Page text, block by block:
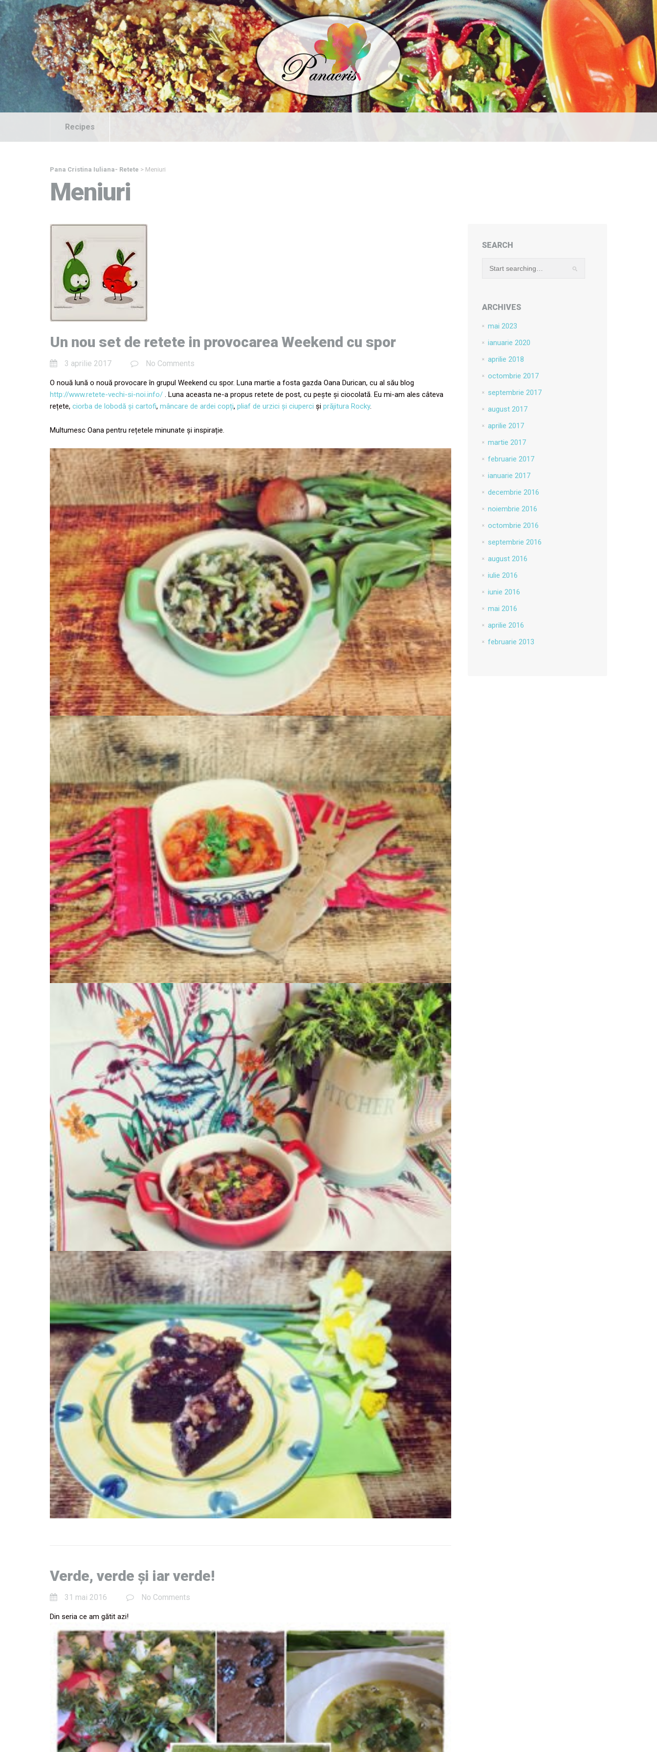
Recipes
Pana Cristina Iuliana- Retete > Meniuri
Meniuri
Un nou set de retete in provocarea Weekend cu spor
3 aprilie 2017 No Comments
O nouă lună o nouă provocare în grupul Weekend cu spor. Luna martie a fosta gazda Oana Durican, cu al său blog
http://www.retete-vechi-si-noi.info/ . Luna aceasta ne-a propus retete de post, cu pește și ciocolată. Eu mi-am ales câteva
rețete, ciorba de lobodă și cartofi, mâncare de ardei copți, pliaf de urzici și ciuperci și prăjitura Rocky.
Multumesc Oana pentru rețetele minunate și inspirație.
Verde, verde și iar verde!
31 mai 2016 No Comments
Din seria ce am gătit azi!
SEARCH
ARCHIVES
mai 2023
ianuarie 2020
aprilie 2018
octombrie 2017
septembrie 2017
august 2017
aprilie 2017
martie 2017
februarie 2017
ianuarie 2017
decembrie 2016
noiembrie 2016
octombrie 2016
septembrie 2016
august 2016
iulie 2016
iunie 2016
mai 2016
aprilie 2016
februarie 2013